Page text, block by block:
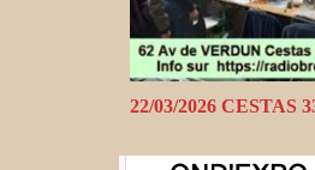
22/03/2026 CESTAS